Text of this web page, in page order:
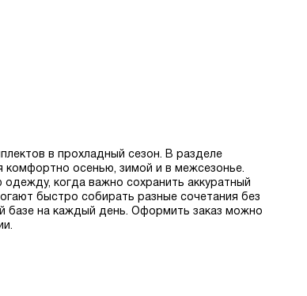
в прохладный сезон. В разделе
комфортно осенью, зимой и в межсезонье.
когда важно сохранить аккуратный
быстро собирать разные сочетания без
базе на каждый день. Оформить заказ можно